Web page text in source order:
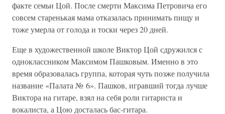
факте семьи Цой. После смерти Максима Петровича его
совсем старенькая мама отказалась принимать пищу и
тоже умерла от голода и тоски через 20 дней.
Еще в художественной школе Виктор Цой сдружился с
одноклассником Максимом Пашковым. Именно в это
время образовалась группа, которая чуть позже получила
название «Палата № 6». Пашков, игравший тогда лучше
Виктора на гитаре, взял на себя роли гитариста и
вокалиста, а Цою досталась бас-гитара.